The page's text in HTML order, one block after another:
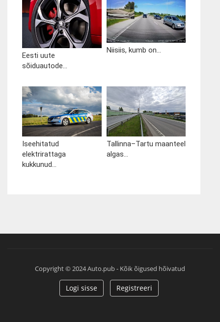
Eesti uute
sõiduautode...
Niisiis, kumb on...
Iseehitatud
elektrirattaga
kukkunud...
Tallinna–Tartu maanteel
algas...
Copyright © 2024 Auto.pub - Kõik õigused hõivatud
Logi sisse Registreeri